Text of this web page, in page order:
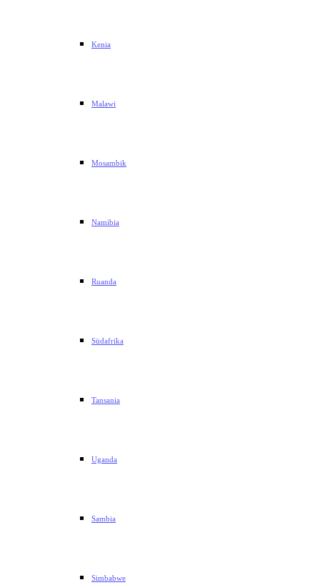
Kenia
Malawi
Mosambik
Namibia
Ruanda
Südafrika
Tansania
Uganda
Sambia
Simbabwe